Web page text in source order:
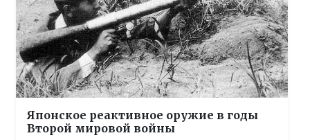
Японское реактивное оружие в годы
Второй мировой войны